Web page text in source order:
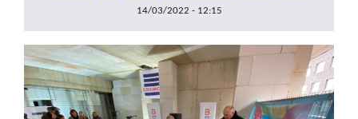
14/03/2022 - 12:15